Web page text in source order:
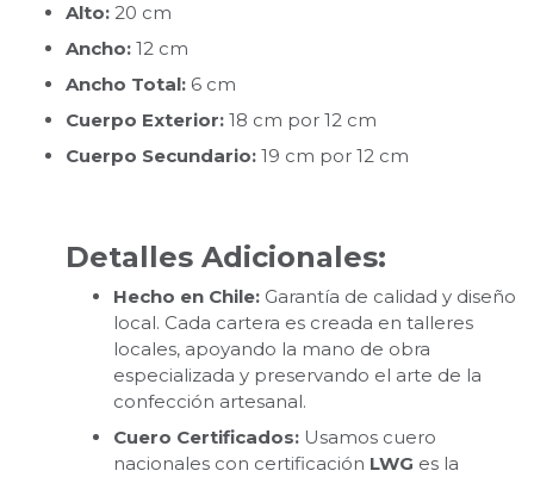
Alto: 20 cm
Ancho: 12 cm
Ancho Total: 6 cm
Cuerpo Exterior: 18 cm por 12 cm
Cuerpo Secundario: 19 cm por 12 cm
Detalles Adicionales:
Hecho en Chile: Garantía de calidad y diseño
local. Cada cartera es creada en talleres
locales, apoyando la mano de obra
especializada y preservando el arte de la
confección artesanal.
Cuero Certificados: Usamos cuero
nacionales con certificación LWG es la